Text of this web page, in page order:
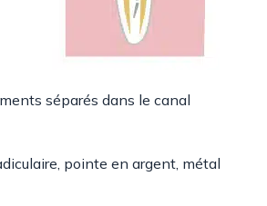
séparés dans le canal
pointe en argent, métal